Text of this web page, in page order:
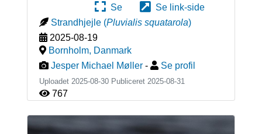
Se
Se link-side
Strandhjejle (Pluvialis squatarola)
2025-08-19
Bornholm, Danmark
Jesper Michael Møller - Se profil
Uploadet 2025-08-30 Publiceret 2025-08-31
767